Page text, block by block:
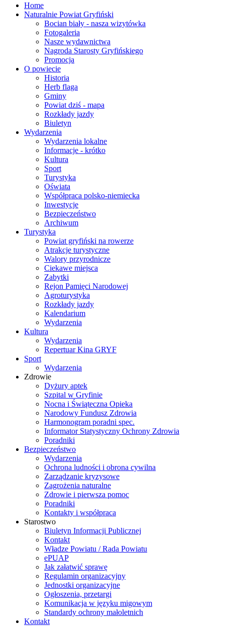
Home
Naturalnie Powiat Gryfiński
Bocian biały - nasza wizytówka
Fotogaleria
Nasze wydawnictwa
Nagroda Starosty Gryfińskiego
Promocja
O powiecie
Historia
Herb flaga
Gminy
Powiat dziś - mapa
Rozkłady jazdy
Biuletyn
Wydarzenia
Wydarzenia lokalne
Informacje - krótko
Kultura
Sport
Turystyka
Oświata
Współpraca polsko-niemiecka
Inwestycje
Bezpieczeństwo
Archiwum
Turystyka
Powiat gryfiński na rowerze
Atrakcje turystyczne
Walory przyrodnicze
Ciekawe miejsca
Zabytki
Rejon Pamięci Narodowej
Agroturystyka
Rozkłady jazdy
Kalendarium
Wydarzenia
Kultura
Wydarzenia
Repertuar Kina GRYF
Sport
Wydarzenia
Zdrowie
Dyżury aptek
Szpital w Gryfinie
Nocna i Świąteczna Opieka
Narodowy Fundusz Zdrowia
Harmonogram poradni spec.
Informator Statystyczny Ochrony Zdrowia
Poradniki
Bezpieczeństwo
Wydarzenia
Ochrona ludności i obrona cywilna
Zarządzanie kryzysowe
Zagrożenia naturalne
Zdrowie i pierwsza pomoc
Poradniki
Kontakty i współpraca
Starostwo
Biuletyn Informacji Publicznej
Kontakt
Władze Powiatu / Rada Powiatu
ePUAP
Jak załatwić sprawę
Regulamin organizacyjny
Jednostki organizacyjne
Ogłoszenia, przetargi
Komunikacja w języku migowym
Standardy ochrony małoletnich
Kontakt